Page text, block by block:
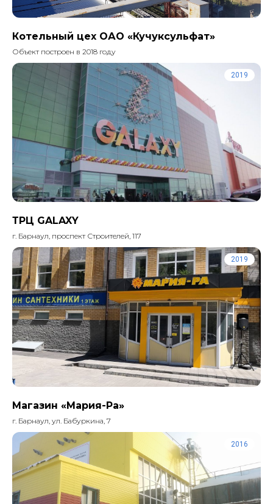
Котельный цех ОАО «Кучуксульфат»
Объект построен в 2018 году
2019
ТРЦ GALAXY
г. Барнаул, проспект Строителей, 117
2019
Магазин «Мария-Ра»
г. Барнаул, ул. Бабуркина, 7
2016